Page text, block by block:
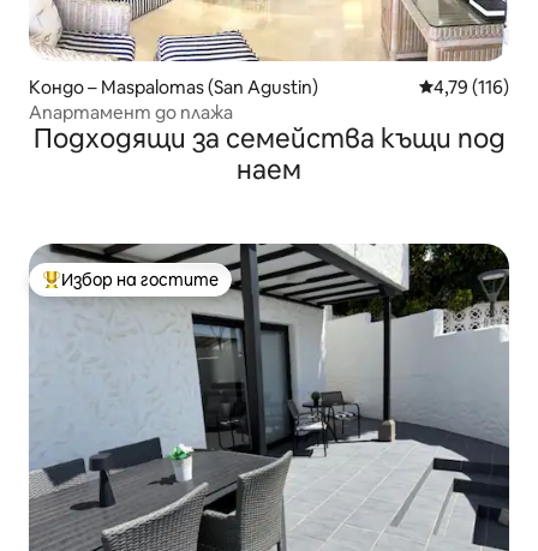
Кондо – Maspalomas (San Agustin) Средна
4,79 (116)
Апартамент до плажа
Подходящи за семейства къщи под
наем
Най-популярен избор на гостите
Избор на гостите